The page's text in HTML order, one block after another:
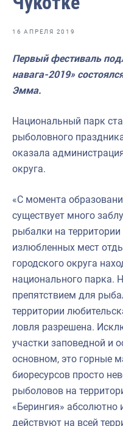
Отраслевые СМИ
Выставки и
Научно-практическая
Рыбоохрана России
Инфографика
Большая
Укрепление духовно-
События в России и
16 АПРЕЛЯ 2019
Первый фестиваль
навага-2019»
Эмма.
Национальный парк
рыболовного
оказала
округа.
«С момента
существует много
рыбалки на
излюбленных мест
городского округа
национального парка.
препятствием для
территории
ловля разрешена.
участки заповедной и
основном, это горные
биоресурсов просто
рыболовов на
«Берингия» абсолютно
действуют на всей